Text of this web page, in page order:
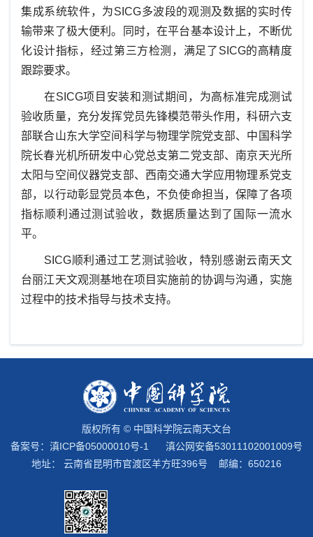
集成系统软件，为SICG多波段的观测及数据的实时传
输带来了极大便利。同时，在平台基本设计上，不断优
化设计指标，经过第三方检测，满足了 SICG的高精度
跟踪要求。
在SICG项目安装和测试期间，为高标准完成测试
验收质量，充分发挥党员先锋模范带头作用，科研六支
部联合山东大学空间科学与物理学院党支部、中国科学
院长春光机所研发中心党总支第二党支部、南京天光所
太阳与空间仪器党支部、西南交通大学应用物理系党支
部，以行动彰显党员本色，不负使命担当，保障了各项
指标顺利通过测试验收，数据质量达到了国际一流水
平。
SICG顺利通过工艺测试验收，特别感谢云南天文
台丽江天文观测基地在项目实施前的协调与沟通，实施
过程中的技术指导与技术支持。
版权所有 © 中国科学院云南天文台
备案号： 滇ICP备05000010号-1
滇公网安备53011102001009号
地址： 云南省昆明市官渡区羊方旺396号 邮编：650216